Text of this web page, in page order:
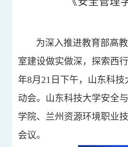
为深入推进教育部高
室建设做实做深，探索西
年8月21日下午，山东科
动会。山东科技大学安全
学院、兰州资源环境职业
会议。